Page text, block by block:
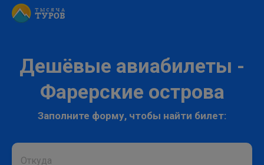
Дешёвые авиабилеты -
Фарерские острова
Заполните форму, чтобы найти билет: